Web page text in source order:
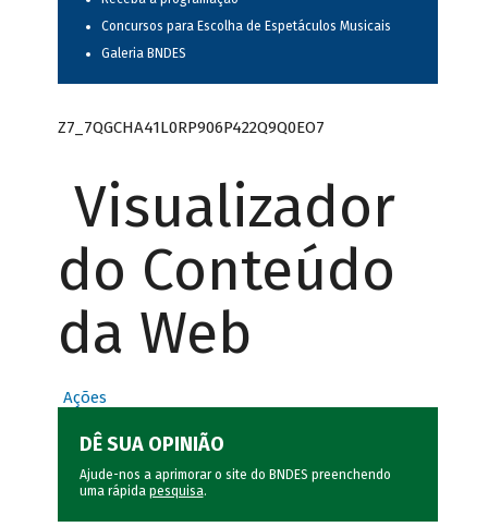
Concursos para Escolha de Espetáculos Musicais
Galeria BNDES
Z7_7QGCHA41L0RP906P422Q9Q0EO7
Visualizador
do Conteúdo
da Web
Ações
DÊ SUA OPINIÃO
Ajude-nos a aprimorar o site do BNDES preenchendo
uma rápida pesquisa.